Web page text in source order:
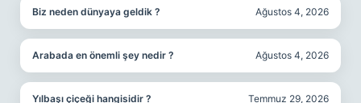
Biz neden dünyaya geldik ? Ağustos 4, 2026
Arabada en önemli şey nedir ? Ağustos 4, 2026
Yılbaşı çiçeği hangisidir ? Temmuz 29, 2026